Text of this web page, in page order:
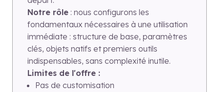
Notre rôle : nous configurons les
fondamentaux nécessaires à une utilisation
immédiate : structure de base, paramètres
clés, objets natifs et premiers outils
indispensables, sans complexité inutile.
Limites de l'offre :
Pas de customisation